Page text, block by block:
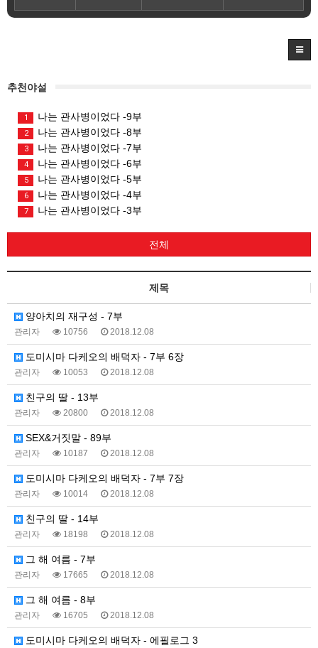
추천야설
1 나는 관사병이었다 -9부
2 나는 관사병이었다 -8부
3 나는 관사병이었다 -7부
4 나는 관사병이었다 -6부
5 나는 관사병이었다 -5부
6 나는 관사병이었다 -4부
7 나는 관사병이었다 -3부
전체
제목
양아치의 재구성 - 7부
관리자 10756 2018.12.08
도미시마 다케오의 배덕자 - 7부 6장
관리자 10053 2018.12.08
친구의 딸 - 13부
관리자 20800 2018.12.08
SEX&거짓말 - 89부
관리자 10187 2018.12.08
도미시마 다케오의 배덕자 - 7부 7장
관리자 10014 2018.12.08
친구의 딸 - 14부
관리자 18198 2018.12.08
그 해 여름 - 7부
관리자 17665 2018.12.08
그 해 여름 - 8부
관리자 16705 2018.12.08
도미시마 다케오의 배덕자 - 에필로그 3